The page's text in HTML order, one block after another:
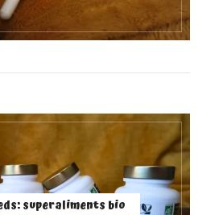
superaliments bio